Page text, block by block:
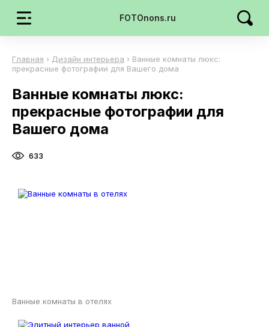
FOTOnons.ru
Главная › Дизайн интерьера › Ванные комнаты люкс:
прекрасные фотографии для Вашего дома
Ванные комнаты люкс:
прекрасные фотографии для
Вашего дома
633
Ванные комнаты в отелях